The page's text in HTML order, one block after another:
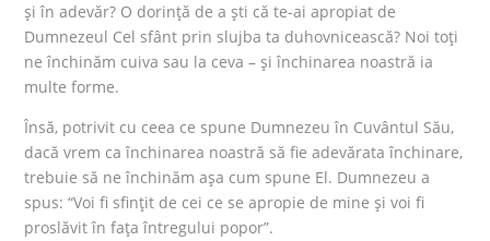
și în adevăr? O dorință de a ști că te-ai apropiat de
Dumnezeul Cel sfânt prin slujba ta duhovnicească? Noi toți
ne închinăm cuiva sau la ceva – și închinarea noastră ia
multe forme.
Însă, potrivit cu ceea ce spune Dumnezeu în Cuvântul Său,
dacă vrem ca închinarea noastră să fie adevărata închinare,
trebuie să ne închinăm așa cum spune El. Dumnezeu a
spus: “Voi fi sfințit de cei ce se apropie de mine și voi fi
proslăvit în fața întregului popor”.